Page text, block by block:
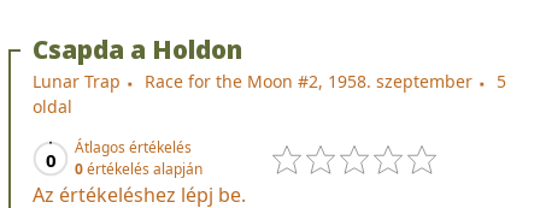
Csapda a Holdon
Lunar Trap Race for the Moon #2, 1958. szeptember
5
oldal
0
Átlagos értékelés
0értékelés alapján
Az értékeléshez lépj be.